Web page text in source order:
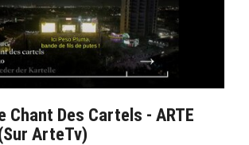
Chant Des Cartels - ARTE
ArteTv)